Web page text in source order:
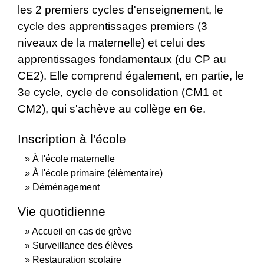
les 2 premiers cycles d'enseignement, le
cycle des apprentissages premiers (3
niveaux de la maternelle) et celui des
apprentissages fondamentaux (du CP au
CE2). Elle comprend également, en partie, le
3e cycle, cycle de consolidation (CM1 et
CM2), qui s'achève au collège en 6e.
Inscription à l'école
À l'école maternelle
À l'école primaire (élémentaire)
Déménagement
Vie quotidienne
Accueil en cas de grève
Surveillance des élèves
Restauration scolaire